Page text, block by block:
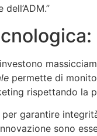
permette di
rispettando la
garantire
sono